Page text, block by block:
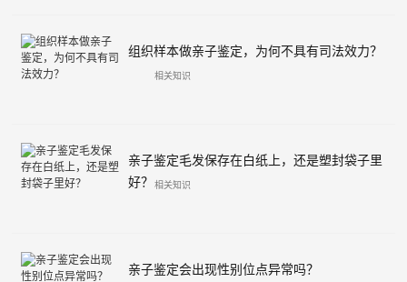
组织样本做亲子鉴定，为何不具有司法效力？
相关知识
亲子鉴定毛发保存在白纸上，还是塑封袋子里
好？
相关知识
亲子鉴定会出现性别位点异常吗？